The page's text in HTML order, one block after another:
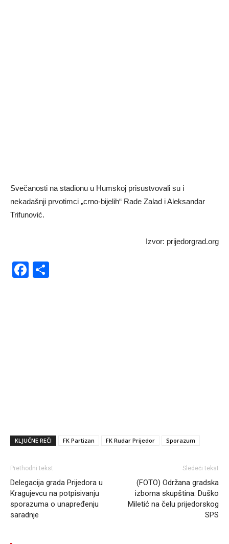
Svečanosti na stadionu u Humskoj prisustvovali su i
nekadašnji prvotimci „crno-bijelih“ Rade Zalad i Aleksandar
Trifunović.
Izvor: prijedorgrad.org
Facebook
KLJUČNE REČI FK Partizan FK Rudar Prijedor Sporazum
Prethodni tekst
Delegacija grada Prijedora u
Kragujevcu na potpisivanju
sporazuma o unapređenju
saradnje
Sledeći tekst
(FOTO) Održana gradska
izborna skupština: Duško
Miletić na čelu prijedorskog
SPS